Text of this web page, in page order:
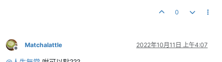
0
離線
Matchalattle 2022年10月11日 上午4:07